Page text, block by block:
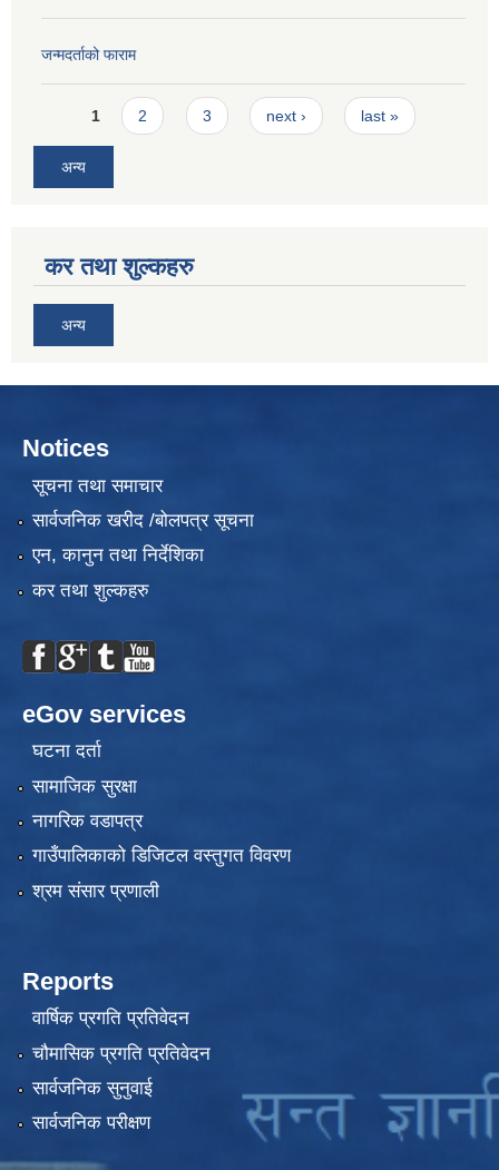
जन्मदर्ताको फाराम
Pages
1 2 3 next › last »
अन्य
कर तथा शुल्कहरु
अन्य
Notices
सूचना तथा समाचार
सार्वजनिक खरीद /बोलपत्र सूचना
एन, कानुन तथा निर्देशिका
कर तथा शुल्कहरु
eGov services
घटना दर्ता
सामाजिक सुरक्षा
नागरिक वडापत्र
गाउँपालिकाको डिजिटल वस्तुगत विवरण
श्रम संसार प्रणाली
Reports
वार्षिक प्रगति प्रतिवेदन
चौमासिक प्रगति प्रतिवेदन
सार्वजनिक सुनुवाई
सार्वजनिक परीक्षण